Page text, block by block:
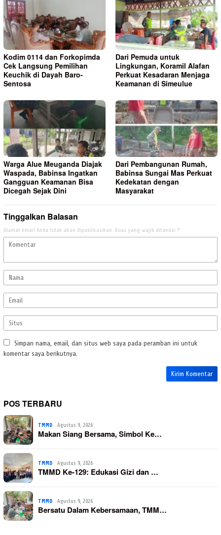
Kodim 0114 dan Forkopimda
Cek Langsung Pemilihan
Keuchik di Dayah Baro-
Sentosa
Dari Pemuda untuk
Lingkungan, Koramil Alafan
Perkuat Kesadaran Menjaga
Keamanan di Simeulue
Warga Alue Meuganda Diajak
Waspada, Babinsa Ingatkan
Gangguan Keamanan Bisa
Dicegah Sejak Dini
Dari Pembangunan Rumah,
Babinsa Sungai Mas Perkuat
Kedekatan dengan
Masyarakat
Tinggalkan Balasan
Alamat email Anda tidak akan dipublikasikan. Ruas yang wajib ditandai *
Simpan nama, email, dan situs web saya pada peramban ini untuk
komentar saya berikutnya.
POS TERBARU
TMMD Agustus 9, 2026
Makan Siang Bersama, Simbol Ke…
TMMD Agustus 9, 2026
TMMD Ke-129: Edukasi Gizi dan …
TMMD Agustus 9, 2026
Bersatu Dalam Kebersamaan, TMM…